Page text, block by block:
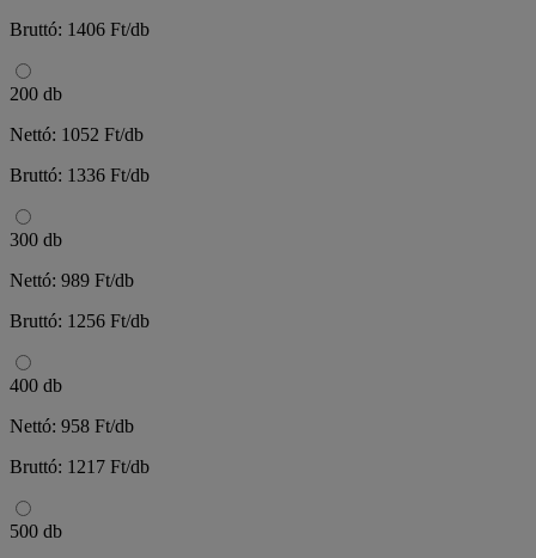
Bruttó: 1406 Ft/db
200 db
Nettó: 1052 Ft/db
Bruttó: 1336 Ft/db
300 db
Nettó: 989 Ft/db
Bruttó: 1256 Ft/db
400 db
Nettó: 958 Ft/db
Bruttó: 1217 Ft/db
500 db